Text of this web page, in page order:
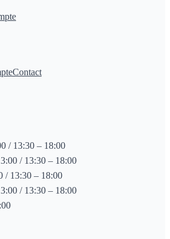
Contact
/ 13:30 – 18:00
/ 13:30 – 18:00
/ 13:30 – 18:00
/ 13:30 – 18:00